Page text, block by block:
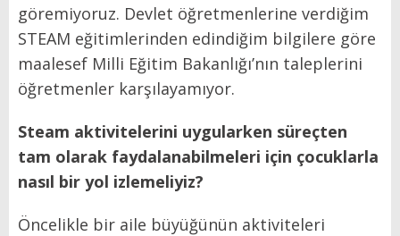
göremiyoruz. Devlet öğretmenlerine verdiğim
STEAM eğitimlerinden edindiğim bilgilere göre
maalesef Milli Eğitim Bakanlığı’nın taleplerini
öğretmenler karşılayamıyor.
Steam aktivitelerini uygularken süreçten
tam olarak faydalanabilmeleri için çocuklarla
nasıl bir yol izlemeliyiz?
Öncelikle bir aile büyüğünün aktiviteleri